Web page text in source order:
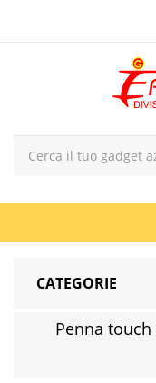
CATEGORIE
Penna